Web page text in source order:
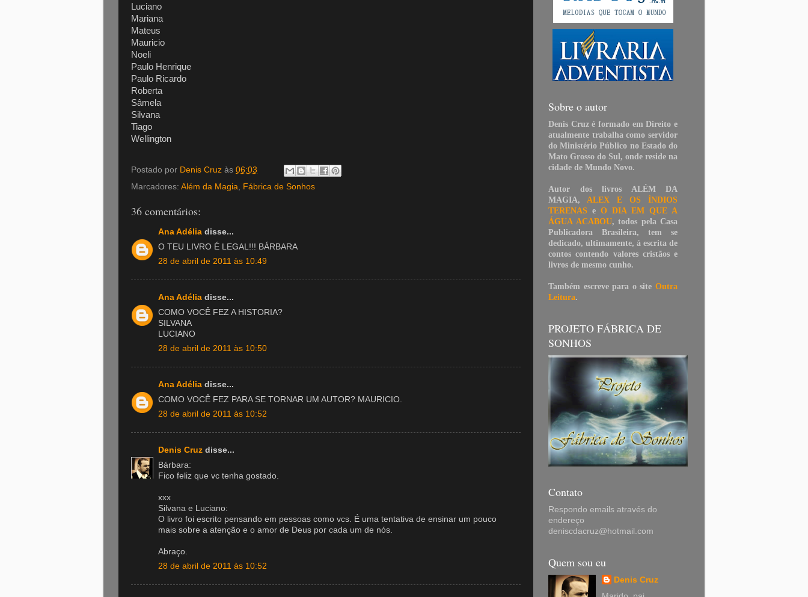
Luciano
Mariana
Mateus
Mauricio
Noeli
Paulo Henrique
Paulo Ricardo
Roberta
Sâmela
Silvana
Tiago
Wellington
Postado por Denis Cruz às 06:03
Marcadores: Além da Magia, Fábrica de Sonhos
36 comentários:
Ana Adélia disse...
O TEU LIVRO É LEGAL!!! BÁRBARA
28 de abril de 2011 às 10:49
Ana Adélia disse...
COMO VOCÊ FEZ A HISTORIA?
SILVANA
LUCIANO
28 de abril de 2011 às 10:50
Ana Adélia disse...
COMO VOCÊ FEZ PARA SE TORNAR UM AUTOR? MAURICIO.
28 de abril de 2011 às 10:52
Denis Cruz disse...
Bárbara:
Fico feliz que vc tenha gostado.
xxx
Silvana e Luciano:
O livro foi escrito pensando em pessoas como vcs. É uma tentativa de ensinar um pouco
mais sobre a atenção e o amor de Deus por cada um de nós.
Abraço.
28 de abril de 2011 às 10:52
Sobre o autor
Denis Cruz é formado em Direito e
atualmente trabalha como servidor
do Ministério Público no Estado do
Mato Grosso do Sul, onde reside na
cidade de Mundo Novo.
Autor dos livros ALÉM DA
MAGIA, ALEX E OS ÍNDIOS
TERENAS e O DIA EM QUE A
ÁGUA ACABOU, todos pela Casa
Publicadora Brasileira, tem se
dedicado, ultimamente, à escrita de
contos contendo valores cristãos e
livros de mesmo cunho.
Também escreve para o site Outra
Leitura.
PROJETO FÁBRICA DE
SONHOS
Contato
Respondo emails através do
endereço
deniscdacruz@hotmail.com
Quem sou eu
Denis Cruz